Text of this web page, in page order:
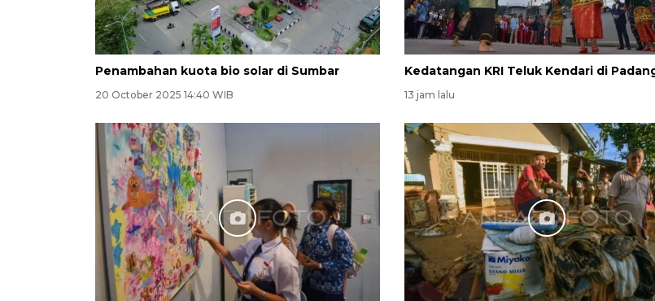
Penambahan kuota bio solar di Sumbar
20 October 2025 14:40 WIB
Kedatangan KRI Teluk Kendari di
13 jam lalu